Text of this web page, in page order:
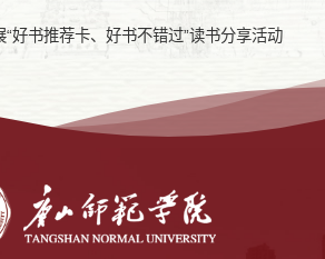
“好书推荐卡、好书不错过”读书分享活动